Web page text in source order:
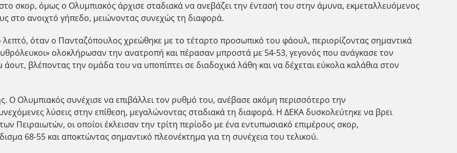
σκορ, όμως ο Ολυμπιακός άρχισε σταδιακά να ανεβάζει την έντασή του στην άμυνα, εκμεταλλευόμενος
στο ανοιχτό γήπεδο, μειώνοντας συνεχώς τη διαφορά.
όταν ο Πανταζόπουλος χρεώθηκε με το τέταρτο προσωπικό του φάουλ, περιορίζοντας σημαντικά
ολοκλήρωσαν την ανατροπή και πέρασαν μπροστά με 54-53, γεγονός που ανάγκασε τον
βλέποντας την ομάδα του να υποπίπτει σε διαδοχικά λάθη και να δέχεται εύκολα καλάθια στον
Ο Ολυμπιακός συνέχισε να επιβάλλει τον ρυθμό του, ανέβασε ακόμη περισσότερο την
λύσεις στην επίθεση, μεγαλώνοντας σταδιακά τη διαφορά. Η ΔΕΚΑ δυσκολεύτηκε να βρει
Πειραιωτών, οι οποίοι έκλεισαν την τρίτη περίοδο με ένα εντυπωσιακό επιμέρους σκορ,
68-55 και αποκτώντας σημαντικό πλεονέκτημα για τη συνέχεια του τελικού.